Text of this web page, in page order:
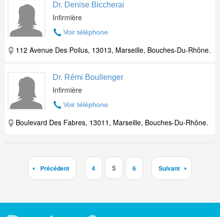
Dr. Denise Biccherai
Infirmière
Voir téléphone
112 Avenue Des Poilus, 13013, Marseille, Bouches-Du-Rhône.
Dr. Rémi Boullenger
Infirmière
Voir téléphone
Boulevard Des Fabres, 13011, Marseille, Bouches-Du-Rhône.
Précédent 4 5 6 Suivant